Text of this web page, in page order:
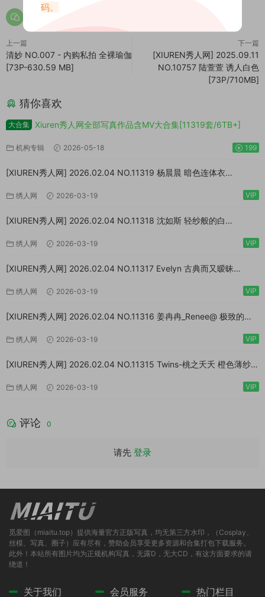
上一篇
清妙 NO.007 - 内购私拍 全裸瑜伽
[73P-630.59 MB]
下一篇
[XIUREN秀人网] 2025.09.11
NO.10757 陆萱萱 诱人白色
[73P/710MB]
猜你喜欢
大合集 Xiuren秀人网全部写真作品含MV大合集[11319套/6TB+]
机构专辑 2026-05-18 199
[XIUREN秀人网] 2026.02.04 NO.11319 杨晨晨 暗色连体衣
绣人网 2026-03-19 VIP
[XIUREN秀人网] 2026.02.04 NO.11318 沈如斯 轻纱般的白
绣人网 2026-03-19 VIP
[XIUREN秀人网] 2026.02.04 NO.11317 Evelyn 古典而又暧昧
绣人网 2026-03-19 VIP
[XIUREN秀人网] 2026.02.04 NO.11316 姜冉冉_Renee@ 极致的反
绣人网 2026-03-19 VIP
[XIUREN秀人网] 2026.02.04 NO.11315 Twins-桃之夭夭 橙色薄纱
绣人网 2026-03-19 VIP
评论 0
请先 登录
觅爱图（miaitu.top）提供海量官方正版写真，均无第三方水印，（Cosplay、
丝模、写真、圈子）应有尽有，赞助会员享受更多资源和合集打包下载服务。
此外！本站所有图片均为正规机构写真，无露D，无大CD，有这方面要求的请
绕道！
关于我们 会员服务 热门栏目
码。